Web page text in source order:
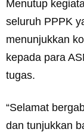
Menutup
seluruh PPPK
menunjukkan
kepada para
tugas.
“Selamat
dan tunjukkan